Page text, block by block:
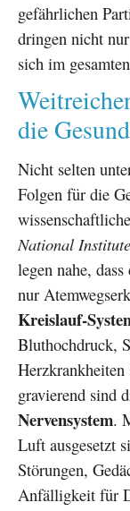
gefährlichen
dringen nicht
sich im
die
Nicht selten
Folgen für die
National
legen nahe,
nur
Kreislauf-
Bluthochdruck,
gravierend sind
Nervensystem.
Luft ausgesetzt
Störungen,
Anfälligkeit für